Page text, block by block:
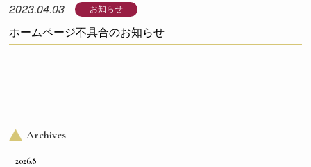
2023.04.03 お知らせ
ホームページ不具合のお知らせ
Archives
2026.8